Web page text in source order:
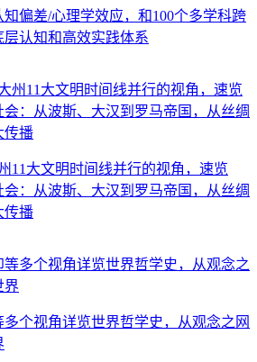
偏差/心理学效应，和100个多学科跨
认知和高效实践体系
11大文明时间线并行的视角，速览
会：从波斯、大汉到罗马帝国，从丝绸
传播
个视角详览世界哲学史，从观念之网